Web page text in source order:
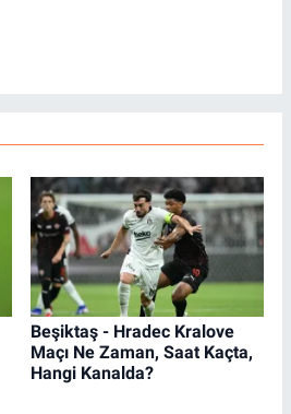
Beşiktaş - Hradec Kralove
Maçı Ne Zaman, Saat Kaçta,
Hangi Kanalda?